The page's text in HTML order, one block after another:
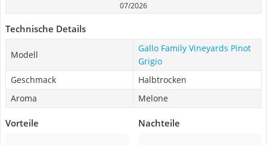
07/2026
Technische Details
Modell
Gallo Family Vineyards Pinot
Grigio
Geschmack
Halbtrocken
Aroma
Melone
Vorteile Nachteile